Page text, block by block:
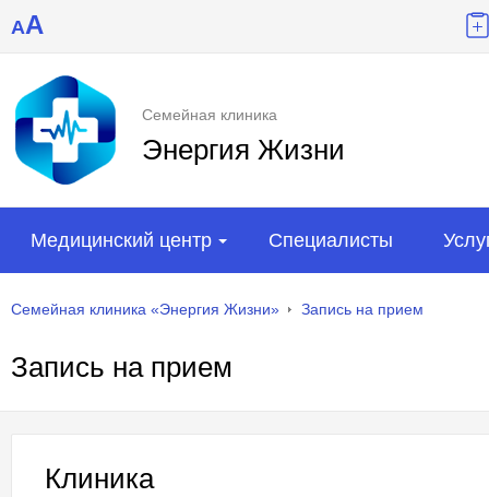
AA
Семейная клиника
Энергия Жизни
Медицинский центр Специалисты
Семейная клиника «Энергия Жизни» Запись на прием
Запись на прием
Клиника